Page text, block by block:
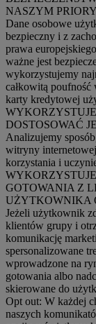
NASZYM
Dane osobowe
bezpieczny i z
prawa
ważne jest
wykorzystujemy
całkowitą
karty kredytowej
DOSTOSOWAĆ
Analizujemy
witryny
korzystania i
GOTOWANIA Z
UŻYTKOWNIKA
Jeżeli użytkownik
klientów grupy i
komunikację
spersonalizowane
wprowadzone na
gotowania albo
skierowane do
Opt out: W każdej
naszych